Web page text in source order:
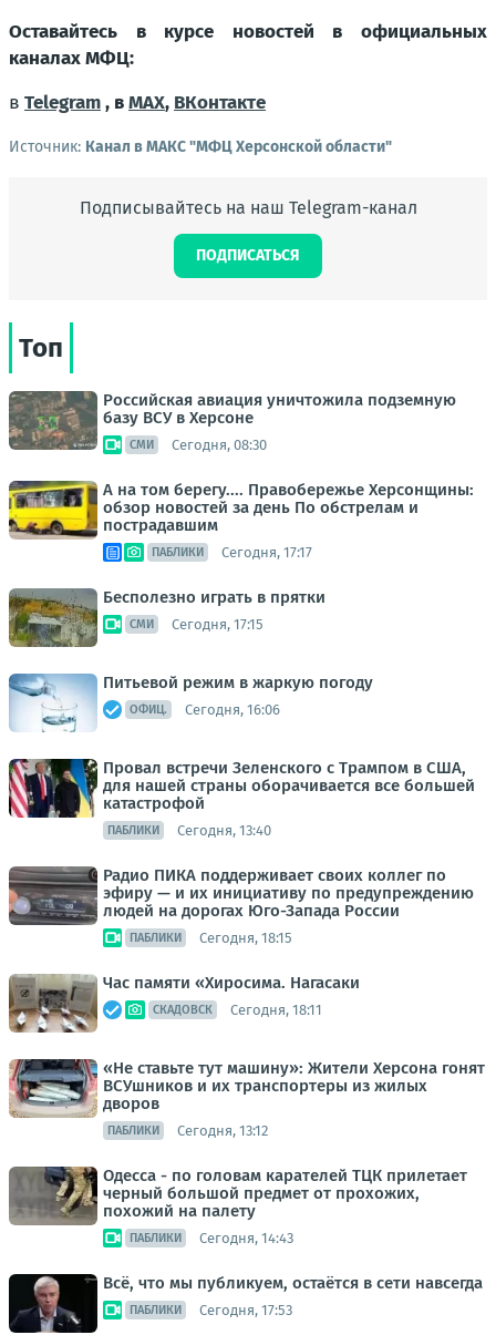
Оставайтесь в курсе новостей в официальных
каналах МФЦ:
в Telegram, вМАХ, ВКонтакте
Источник: Канал в МАКС "МФЦ Херсонской области"
Подписывайтесь на наш Telegram-канал
ПОДПИСАТЬСЯ
Топ
Российская авиация уничтожила подземную
базу ВСУ в Херсоне
СМИ Сегодня, 08:30
А на том берегу.... Правобережье Херсонщины:
обзор новостей за день По обстрелам и
пострадавшим
ПАБЛИКИ Сегодня, 17:17
Бесполезно играть в прятки
СМИ Сегодня, 17:15
Питьевой режим в жаркую погоду
ОФИЦ. Сегодня, 16:06
Провал встречи Зеленского с Трампом в США,
для нашей страны оборачивается все большей
катастрофой
ПАБЛИКИ Сегодня, 13:40
Радио ПИКА поддерживает своих коллег по
эфиру — и их инициативу по предупреждению
людей на дорогах Юго-Запада России
ПАБЛИКИ Сегодня, 18:15
Час памяти «Хиросима. Нагасаки
СКАДОВСК Сегодня, 18:11
«Не ставьте тут машину»: Жители Херсона гонят
ВСУшников и их транспортеры из жилых
дворов
ПАБЛИКИ Сегодня, 13:12
Одесса - по головам карателей ТЦК прилетает
черный большой предмет от прохожих,
похожий на палету
ПАБЛИКИ Сегодня, 14:43
Всё, что мы публикуем, остаётся в сети навсегда
ПАБЛИКИ Сегодня, 17:53